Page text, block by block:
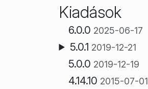
Kiadások
6.0.0 2025-06-17
5.0.1 2019-12-21
5.0.0 2019-12-19
4.14.10 2015-07-01